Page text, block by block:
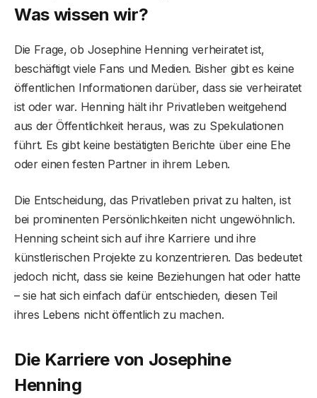
Was wissen wir?
Die Frage, ob Josephine Henning verheiratet ist,
beschäftigt viele Fans und Medien. Bisher gibt es keine
öffentlichen Informationen darüber, dass sie verheiratet
ist oder war. Henning hält ihr Privatleben weitgehend
aus der Öffentlichkeit heraus, was zu Spekulationen
führt. Es gibt keine bestätigten Berichte über eine Ehe
oder einen festen Partner in ihrem Leben.
Die Entscheidung, das Privatleben privat zu halten, ist
bei prominenten Persönlichkeiten nicht ungewöhnlich.
Henning scheint sich auf ihre Karriere und ihre
künstlerischen Projekte zu konzentrieren. Das bedeutet
jedoch nicht, dass sie keine Beziehungen hat oder hatte
– sie hat sich einfach dafür entschieden, diesen Teil
ihres Lebens nicht öffentlich zu machen.
Die Karriere von Josephine
Henning